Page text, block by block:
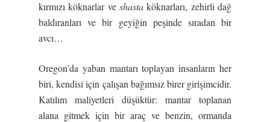
kırmızı köknarlar ve shasta köknarları, zehirli dağ
baldıranları ve bir geyiğin peşinde sıradan bir
avcı…
Oregon’da yaban mantarı toplayan insanların her
biri, kendisi için çalışan bağımsız birer girişimcidir.
Katılım maliyetleri düşüktür: mantar toplanan
alana gitmek için bir araç ve benzin, ormanda